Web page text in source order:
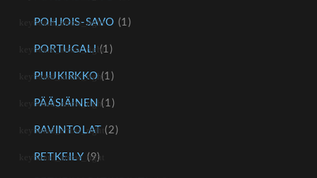
POHJOIS-SAVO (1)
PORTUGALI (1)
PUUKIRKKO (1)
PÄÄSIÄINEN (1)
RAVINTOLAT (2)
RETKEILY (9)